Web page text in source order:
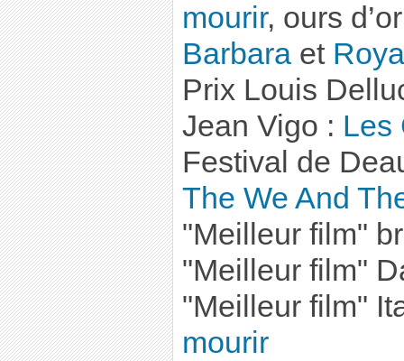
mourir, ours d’or
Barbaraet
Prix Louis
Jean Vigo : Les
Festival de
The We And
"Meilleur film"
"Meilleur film"
"Meilleur film"
mourir